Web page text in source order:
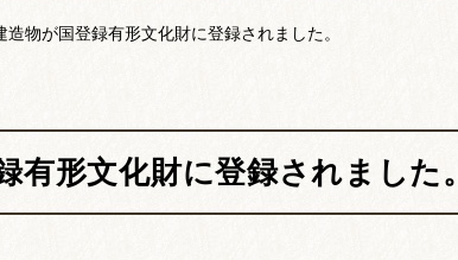
造物が国登録有形文化財に登録されました。
有形文化財に登録されました。